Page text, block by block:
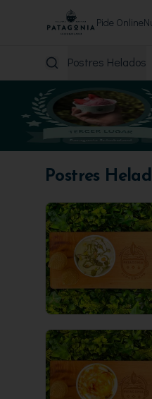
Pide Online
Postres Helados
Postres